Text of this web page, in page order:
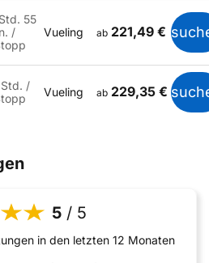
55
/
Vueling ab 221,49 €
/
Vueling ab 229,35 €
5 / 5
in den letzten 12 Monaten